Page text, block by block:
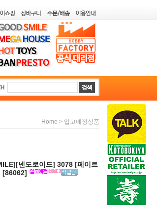
Home > 입고예정상품
넨도로이드] 3078 [페이트
[86062]